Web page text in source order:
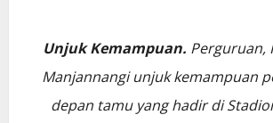
Unjuk Kemampuan. Perguruan,
Manjannangi unjuk kemampuan
depan tamu yang hadir di